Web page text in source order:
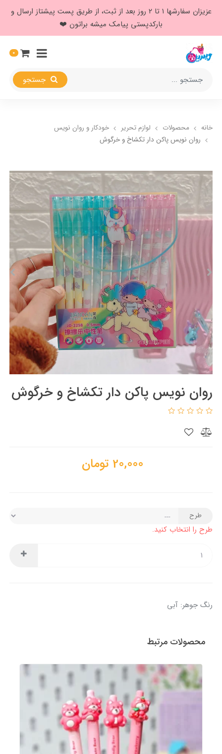
عزیزان سفارشها ۱ تا ۲ روز بعد از ثبت، از طریق پست پیشتاز ارسال و
بارکدپستی پیامک میشه براتون ❤️
0
خانه محصولات لوازم تحریر
خودکار و روان نویس
روان نویس پاکن دار تکشاخ و خرگوش
روان نویس پاکن دار تکشاخ و خرگوش
20,000 تومان
طرح
طرح را انتخاب کنید.
رنگ جوهر: آبی
محصولات مرتبط